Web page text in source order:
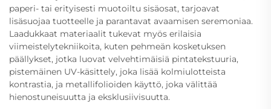
paperi- tai erityisesti muotoiltu sisäosat, tarjoavat
lisäsuojaa tuotteelle ja parantavat avaamisen seremoniaa.
Laadukkaat materiaalit tukevat myös erilaisia
viimeistelytekniikoita, kuten pehmeän kosketuksen
päällykset, jotka luovat velvehtimäisiä pintatekstuuria,
pistemäinen UV-käsittely, joka lisää kolmiulotteista
kontrastia, ja metallifolioiden käyttö, joka välittää
hienostuneisuutta ja eksklusiivisuutta.